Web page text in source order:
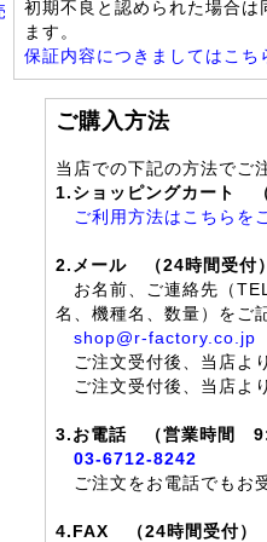
初期不良と認められた場合は
ます。
保証内容につきましてはこち
ご購入方法
当店での下記の方法でご
1.ショッピングカート （
ご利用方法はこちらを
2.メール （24時間受付）
お名前、ご連絡先（
名、機種名、数量）をご
shop@r-factory.co.jp
ご注文受付後、当店よ
ご注文受付後、当店よ
3.お電話 （営業時間
03-6712-8242
ご注文をお電話でもお
4.FAX （24時間受付）